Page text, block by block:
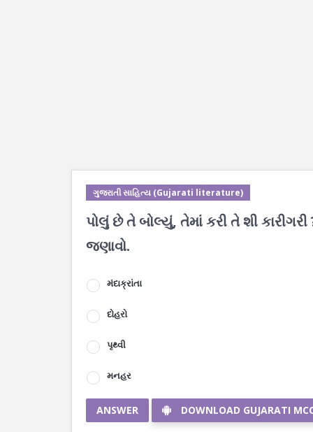
ગુજરાતી સાહિત્ય (Gujarati literature)
પોલું છે તે બોલ્યું, તેમાં કરી તે શી
જણાવો.
મંદાક્રાંતા
દોહરો
પૃથ્વી
મનહર
ANSWER DOWNLOAD GUJARATI